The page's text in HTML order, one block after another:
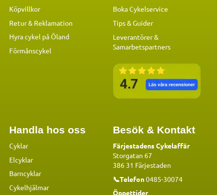
Köpvillkor
Retur & Reklamation
Hyra cykel på Öland
Förmånscykel
Boka Cykelservice
Tips & Guider
Leverantörer &
Samarbetspartners
Handla hos oss
Cyklar
Elcyklar
Barncyklar
Cykelhjälmar
Besök & Kontakt
Färjestadens Cykelaffär
Storgatan 67
386 31 Färjestaden
📞Telefon0485-30074
Öppettider